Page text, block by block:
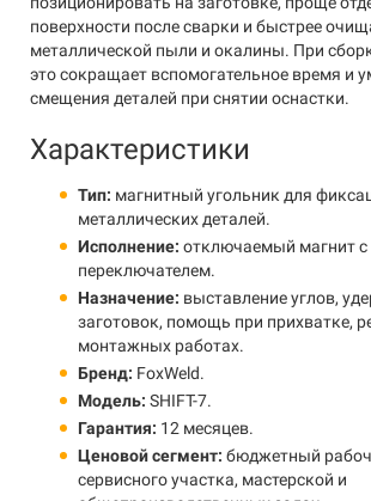
поверхности после сварки и быстрее
металлической пыли и окалины. При
это сокращает вспомогательное время и
смещения деталей при снятии оснастки.
Характеристики
Тип: магнитный угольник для
металлических деталей.
Исполнение: отключаемый магнит
переключателем.
Назначение: выставление углов,
заготовок, помощь при прихватке,
монтажных работах.
Бренд: FoxWeld.
Модель: SHIFT-7.
Гарантия: 12 месяцев.
Ценовой сегмент: бюджетный
сервисного участка, мастерской и